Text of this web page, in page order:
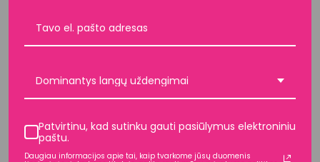
Dominantys langų uždengimai
Patvirtinu, kad sutinku gauti pasiūlymus elektroniniu
paštu.
Daugiau informacijos apie tai, kaip tvarkome jūsų duomenis